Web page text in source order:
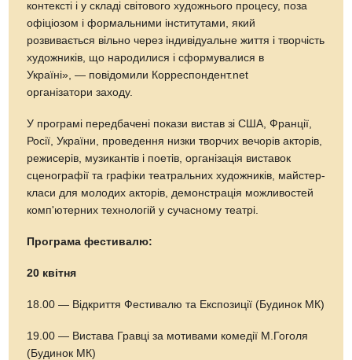
контексті і у складі світового художнього процесу, поза
офіціозом і формальними інститутами, який
розвивається вільно через індивідуальне життя і творчість
художників, що народилися і сформувалися в
Україні», — повідомили Корреспондент.net
організатори заходу.
У програмі передбачені покази вистав зі США, Франції,
Росії, України, проведення низки творчих вечорів акторів,
режисерів, музикантів і поетів, організація виставок
сценографії та графіки театральних художників, майстер-
класи для молодих акторів, демонстрація можливостей
комп'ютерних технологій у сучасному театрі.
Програма фестивалю:
20 квітня
18.00 — Відкриття Фестивалю та Експозиції (Будинок МК)
19.00 — Вистава Гравці за мотивами комедії М.Гоголя
(Будинок МК)